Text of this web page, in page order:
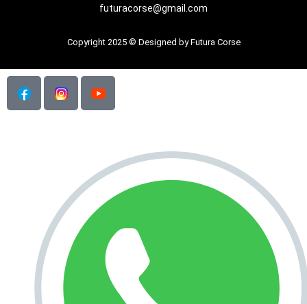
futuracorse@gmail.com
Copyright 2025 © Designed by Futura Corse